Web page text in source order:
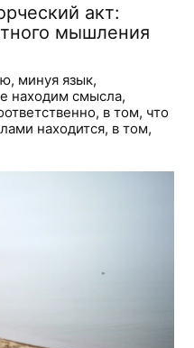
акт:
мышления
минуя язык,
находим смысла,
в том, что
находится, в том,